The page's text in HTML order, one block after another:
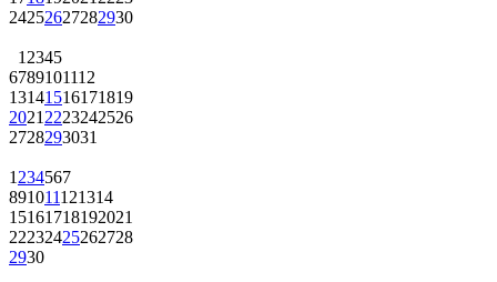
24252627282930
1 2345
6789101112
13141516171819
2021 2223242526
2728293031
1 234567
891011121314
15161718192021
22232425262728
2930